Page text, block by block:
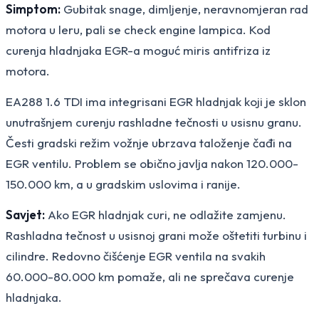
Simptom: Gubitak snage, dimljenje, neravnomjeran rad
motora u leru, pali se check engine lampica. Kod
curenja hladnjaka EGR-a moguć miris antifriza iz
motora.
EA288 1.6 TDI ima integrisani EGR hladnjak koji je sklon
unutrašnjem curenju rashladne tečnosti u usisnu granu.
Česti gradski režim vožnje ubrzava taloženje čađi na
EGR ventilu. Problem se obično javlja nakon 120.000-
150.000 km, a u gradskim uslovima i ranije.
Savjet: Ako EGR hladnjak curi, ne odlažite zamjenu.
Rashladna tečnost u usisnoj grani može oštetiti turbinu i
cilindre. Redovno čišćenje EGR ventila na svakih
60.000-80.000 km pomaže, ali ne sprečava curenje
hladnjaka.